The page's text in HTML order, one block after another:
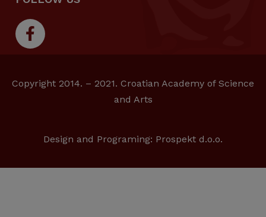
Copyright 2014. – 2021. Croatian Academy of Science
and Arts
Design and Programing: Prospekt d.o.o.